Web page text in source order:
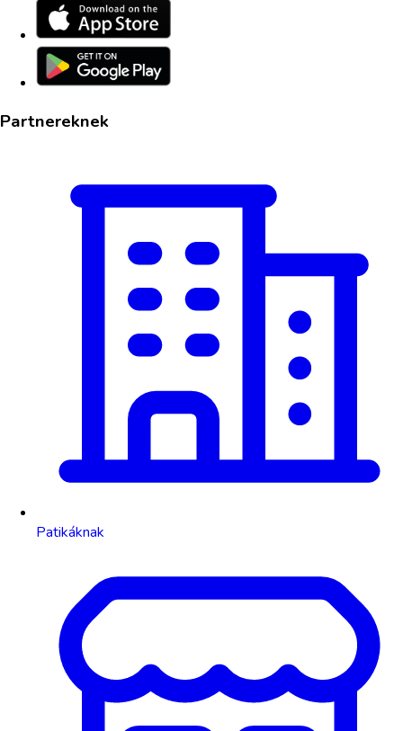
Partnereknek
Patikáknak